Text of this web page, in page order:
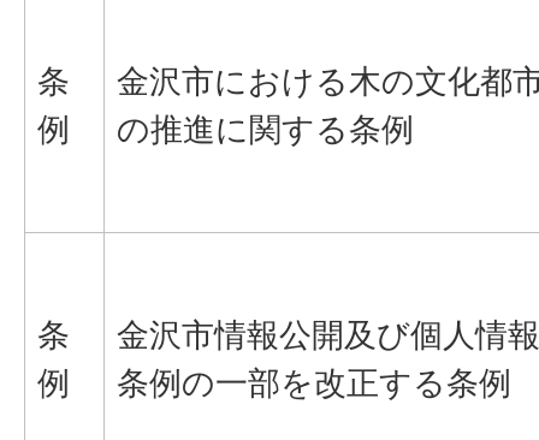
条
例
金沢市における木の文化都
の推進に関する条例
条
例
金沢市情報公開及び個人情
条例の一部を改正する条例